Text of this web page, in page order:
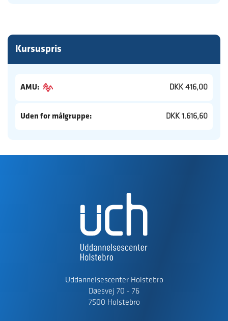
Kursuspris
AMU: DKK 416,00
Uden for målgruppe: DKK 1.616,60
Uddannelsescenter Holstebro
Døesvej 70 - 76
7500 Holstebro